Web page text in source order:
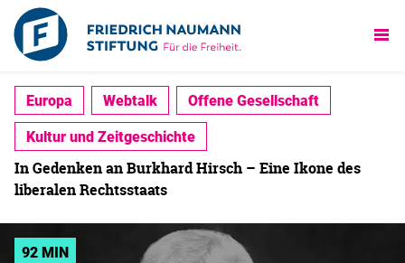
Europa Webtalk
Offene Gesellschaft
Kultur und Zeitgeschichte
In Gedenken an Burkhard Hirsch – Eine Ikone des
liberalen Rechtsstaats
92 MIN